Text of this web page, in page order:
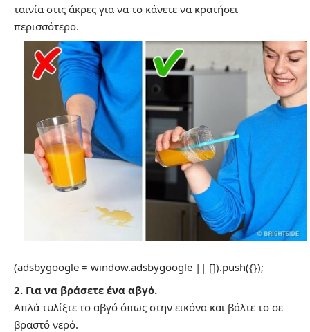
ταινία στις άκρες για να το κάνετε να κρατήσει
περισσότερο.
(adsbygoogle = window.adsbygoogle || []).push({});
2. Για να βράσετε ένα αβγό.
Απλά τυλίξτε το αβγό όπως στην εικόνα και βάλτε το σε
βραστό νερό.